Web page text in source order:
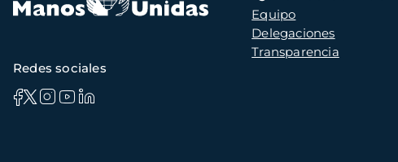
principal
Equipo
Delegaciones
Transparencia
Redes sociales